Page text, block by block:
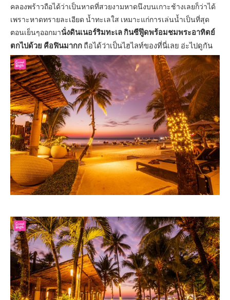
คลองพร้าวถือได้ว่าเป็นหาดที่สวยงามหาดนึงบนเกาะช้างเลยก็ว่าได้
เพราะหาดทรายละเอียด น้ำทะเลใส เหมาะแก่การเล่นน้ำเป็นที่สุด
ตอนเย็นๆออกมานั่งดินเนอร์ริมทะเล กินซีฟู๊ดพร้อมชมพระอาทิตย์
ตกไปด้วย คือฟินมากก ถือได้ว่าเป็นไฮไลท์ของที่นี่เลย อ่ะไปดูกัน